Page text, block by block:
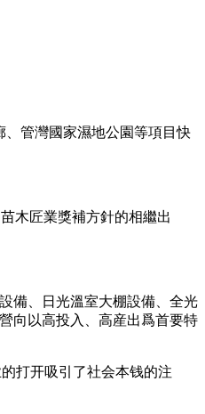
管灣國家濕地公園等項目快
木匠業獎補方針的相繼出
備、日光溫室大棚設備、全光
向以高投入、高産出爲首要特
打开吸引了社会本钱的注